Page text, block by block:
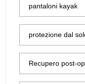
pantaloni kayak
protezione dal
Recupero post-